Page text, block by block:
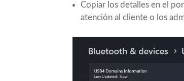
Copiar los detalles en el
atención al cliente o los